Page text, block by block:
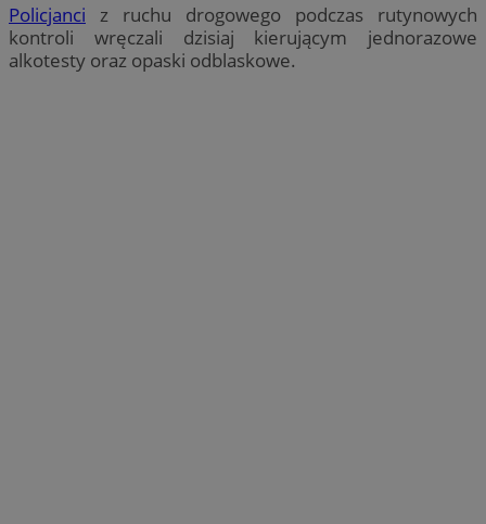
Policjanci z ruchu drogowego podczas rutynowych
kontroli wręczali dzisiaj kierującym jednorazowe
alkotesty oraz opaski odblaskowe.